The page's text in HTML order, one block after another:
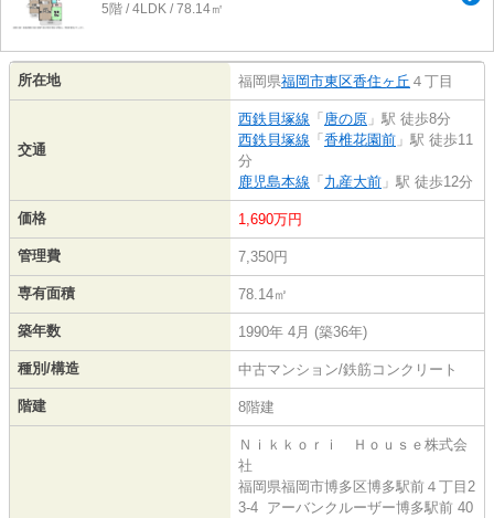
5階 / 4LDK / 78.14㎡
所在地 福岡県福岡市東区香住ヶ丘 ４丁目
交通
西鉄貝塚線 「 唐の原 」駅 徒歩8分
西鉄貝塚線 「 香椎花園前 」駅 徒歩11
分
鹿児島本線 「 九産大前 」駅 徒歩12分
価格 1,690万円
管理費 7,350円
専有面積 78.14㎡
築年数 1990年 4月 (築36年)
種別/構造 中古マンション/鉄筋コンクリート
階建 8階建
Ｎｉｋｋｏｒｉ Ｈｏｕｓｅ株式会
社
福岡県福岡市博多区博多駅前４丁目2
3-4 アーバンクルーザー博多駅前 40